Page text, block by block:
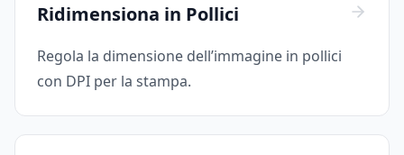
Ridimensiona in Pollici
Regola la dimensione dell’immagine in pollici
con DPI per la stampa.